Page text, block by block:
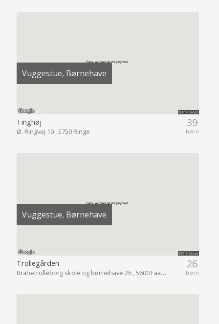
Vuggestue, Børnehave
39
børn
Tinghøj
Ø. Ringvej 10 , 5750 Ringe
Vuggestue, Børnehave
26
børn
Trollegården
Brahetrolleborg skole og børnehave 26 , 5600 Faaborg